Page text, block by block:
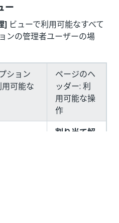
ー
] ビューで利用可能なすべて
ンの管理者ユーザーの場
ション
可能な
ページのヘ
ッダー: 利
用可能な操
作
割り当て解